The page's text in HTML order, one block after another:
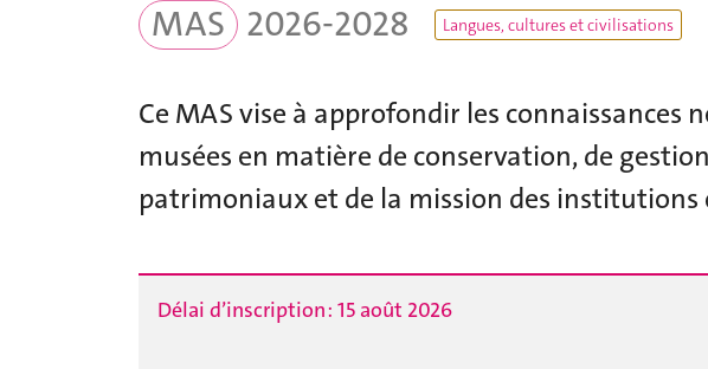
MAS 2026-2028 Langues, cultures et civilisations
Ce MAS vise à approfondir les
musées en matière de conservation, de
patrimoniaux et de la mission des institutions
Délai d’inscription : 15 août 2026